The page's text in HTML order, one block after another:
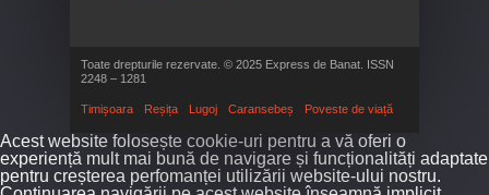
Toate drepturile rezervate. © 2025 Express de Banat. ISSN
2248 – 1281
Timișoara Reșița Lugoj Caransebeș Poveste de viață
Acest website folosește cookie-uri pentru a vă oferi o
experiență mult mai bună de navigare și funcționalități adaptate
pentru creșterea perfomanței utilizării website-ului nostru.